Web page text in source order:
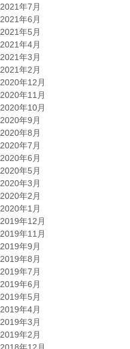
2021年7月
2021年6月
2021年5月
2021年4月
2021年3月
2021年2月
2020年12月
2020年11月
2020年10月
2020年9月
2020年8月
2020年7月
2020年6月
2020年5月
2020年3月
2020年2月
2020年1月
2019年12月
2019年11月
2019年9月
2019年8月
2019年7月
2019年6月
2019年5月
2019年4月
2019年3月
2019年2月